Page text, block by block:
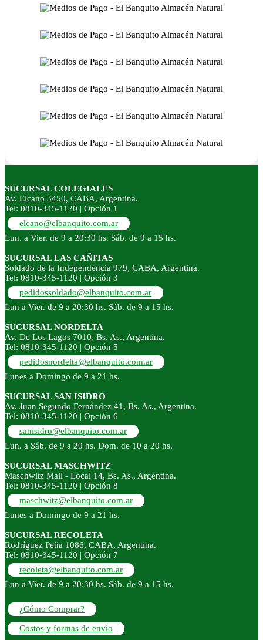
SUCURSAL COLEGIALES
Av. Elcano 3450, CABA, Argentina.
Tel: 0810-345-1120 | Opción 1
elcano@elbanquito.com.ar
Lun. a Vier. de 9 a 20:30 hs. Sáb. de 9 a 15 hs.
SUCURSAL LAS CAÑITAS
Soldado de la Independencia 979, CABA, Argentina.
Tel: 0810-345-1120 | Opción 3
pedidossoldado@elbanquito.com.ar
Lun a Vier. de 9 a 20:30 hs. Sáb. de 9 a 15 hs.
SUCURSAL NORDELTA
Av. De Los Lagos 7010, Bs. As., Argentina.
Tel: 0810-345-1120 | Opción 5
pedidosnordelta@elbanquito.com.ar
Lunes a Domingo de 9 a 21 hs.
SUCURSAL SAN ISIDRO
Av. Juan Segundo Fernández 41, Bs. As., Argentina.
Tel: 0810-345-1120 | Opción 6
sanisidro@elbanquito.com.ar
Lun. a Sáb. de 9 a 20 hs. Dom. de 10 a 20 hs.
SUCURSAL MASCHWITZ
Maschwitz Mall - Local 14, Bs. As., Argentina.
Tel: 0810-345-1120 | Opción 8
maschwitz@elbanquito.com.ar
Lunes a Domingo de 9 a 21 hs.
SUCURSAL RECOLETA
Rodríguez Peña 1086, CABA, Argentina.
Tel: 0810-345-1120 | Opción 7
recoleta@elbanquito.com.ar
Lun a Vier. de 9 a 20:30 hs. Sáb. de 9 a 15 hs.
¿Cómo Comprar?
Costos y formas de envío